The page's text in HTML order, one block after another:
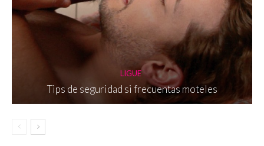
LIGUE
Tips de seguridad si frecuentas moteles